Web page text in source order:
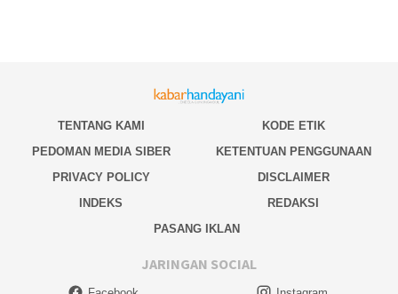
TENTANG KAMI
KODE ETIK
PEDOMAN MEDIA SIBER
KETENTUAN PENGGUNAAN
PRIVACY POLICY
DISCLAIMER
INDEKS
REDAKSI
PASANG IKLAN
JARINGAN SOCIAL